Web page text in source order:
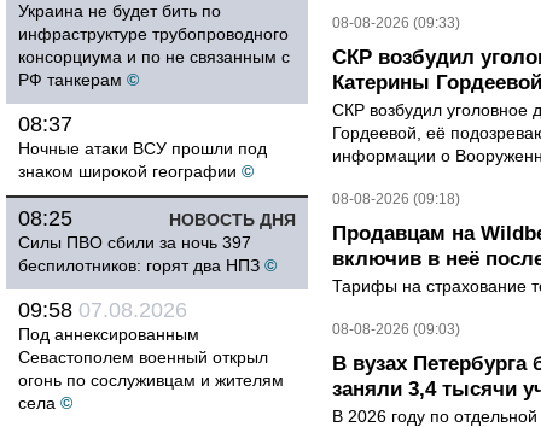
Украина не будет бить по
инфраструктуре трубопроводного
консорциума и по не связанным с
РФ танкерам ©
08:37
Ночные атаки ВСУ прошли под
знаком широкой географии ©
НОВОСТЬ ДНЯ
08:25
Силы ПВО сбили за ночь 397
беспилотников: горят два НПЗ ©
09:58 07.08.2026
Под аннексированным
Севастополем военный открыл
огонь по сослуживцам и жителям
села ©
08-08-2026 (09:33)
СКР возбудил
Катерины Гордеевой
СКР возбудил уголовное
Гордеевой, её
информации о
08-08-2026 (09:18)
Продавцам на
включив в неё
Тарифы на страхование
08-08-2026 (09:03)
В вузах
заняли 3,4 тысячи
В 2026 году по